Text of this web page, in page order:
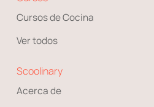
Cursos de Cocina
Ver todos
Scoolinary
Acerca de